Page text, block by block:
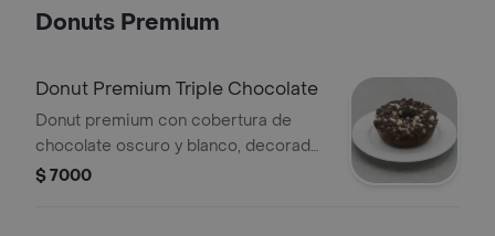
Donuts Premium
Donut Premium Triple Chocolate
Donut premium con cobertura de
chocolate oscuro y blanco, decorada
con chispas de chocolate.
$ 7000